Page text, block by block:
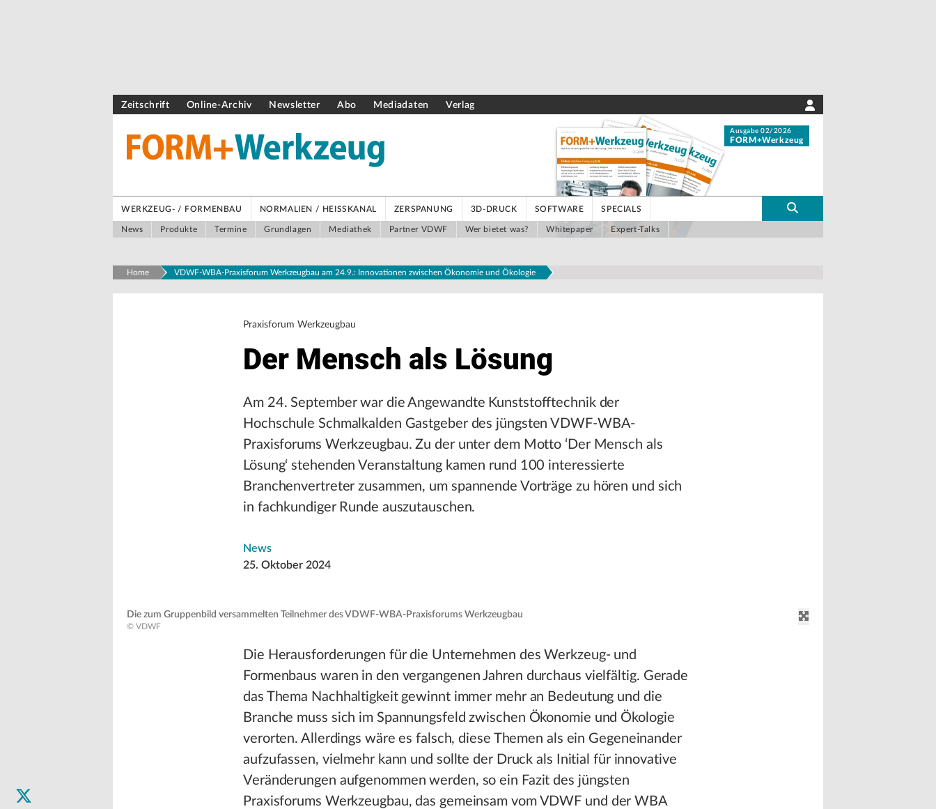
Zeitschrift Online-Archiv Newsletter Abo Mediadaten Verlag
Ausgabe 02/2026
FORM+Werkzeug
WERKZEUG- / FORMENBAU NORMALIEN / HEISSKANAL ZERSPANUNG 3D-DRUCK SOFTWARE SPECIALS
News Produkte Termine Grundlagen Mediathek Partner VDWF Wer bietet was? Whitepaper Expert-Talks
Home VDWF-WBA-Praxisforum Werkzeugbau am 24.9.: Innovationen zwischen Ökonomie und Ökologie
Praxisforum Werkzeugbau
Der Mensch als Lösung
Am 24. September war die Angewandte Kunststofftechnik der
Hochschule Schmalkalden Gastgeber des jüngsten VDWF-WBA-
Praxisforums Werkzeugbau. Zu der unter dem Motto ‘Der Mensch als
Lösung‘ stehenden Veranstaltung kamen rund 100 interessierte
Branchenvertreter zusammen, um spannende Vorträge zu hören und sich
in fachkundiger Runde auszutauschen.
News
25. Oktober 2024
Die zum Gruppenbild versammelten Teilnehmer des VDWF-WBA-Praxisforums Werkzeugbau
© VDWF
Die Herausforderungen für die Unternehmen des Werkzeug- und
Formenbaus waren in den vergangenen Jahren durchaus vielfältig. Gerade
das Thema Nachhaltigkeit gewinnt immer mehr an Bedeutung und die
Branche muss sich im Spannungsfeld zwischen Ökonomie und Ökologie
verorten. Allerdings wäre es falsch, diese Themen als ein Gegeneinander
aufzufassen, vielmehr kann und sollte der Druck als Initial für innovative
Veränderungen aufgenommen werden, so ein Fazit des jüngsten
Praxisforums Werkzeugbau, das gemeinsam vom VDWF und der WBA